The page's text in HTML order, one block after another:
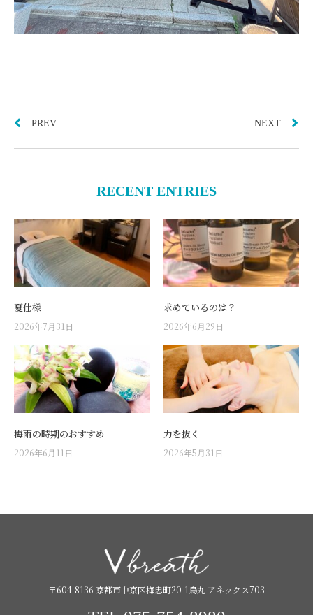
PREV NEXT
RECENT ENTRIES
夏仕様
2026年7月31日
求めているのは？
2026年6月29日
梅雨の時期のおすすめ
2026年6月11日
力を抜く
2026年5月31日
〒604-8136 京都市中京区梅忠町20-1烏丸 アネックス703